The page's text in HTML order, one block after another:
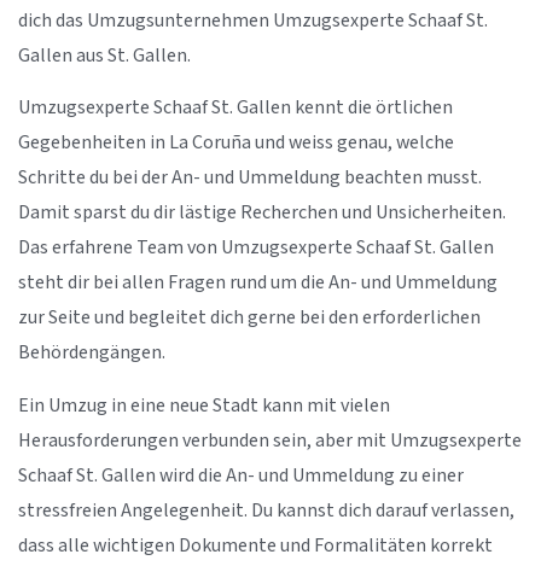
dich das Umzugsunternehmen Umzugsexperte Schaaf St.
Gallen aus St. Gallen.
Umzugsexperte Schaaf St. Gallen kennt die örtlichen
Gegebenheiten in La Coruña und weiss genau, welche
Schritte du bei der An- und Ummeldung beachten musst.
Damit sparst du dir lästige Recherchen und Unsicherheiten.
Das erfahrene Team von Umzugsexperte Schaaf St. Gallen
steht dir bei allen Fragen rund um die An- und Ummeldung
zur Seite und begleitet dich gerne bei den erforderlichen
Behördengängen.
Ein Umzug in eine neue Stadt kann mit vielen
Herausforderungen verbunden sein, aber mit Umzugsexperte
Schaaf St. Gallen wird die An- und Ummeldung zu einer
stressfreien Angelegenheit. Du kannst dich darauf verlassen,
dass alle wichtigen Dokumente und Formalitäten korrekt